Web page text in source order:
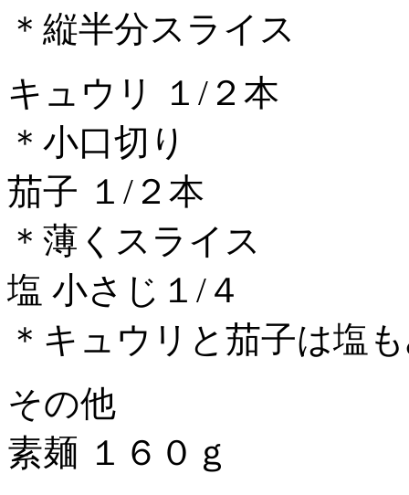
＊縦半分スライス
キュウリ １/２本
＊小口切り
茄子 １/２本
＊薄くスライス
塩 小さじ１/４
＊キュウリと茄子は塩
その他
素麺 １６０ｇ